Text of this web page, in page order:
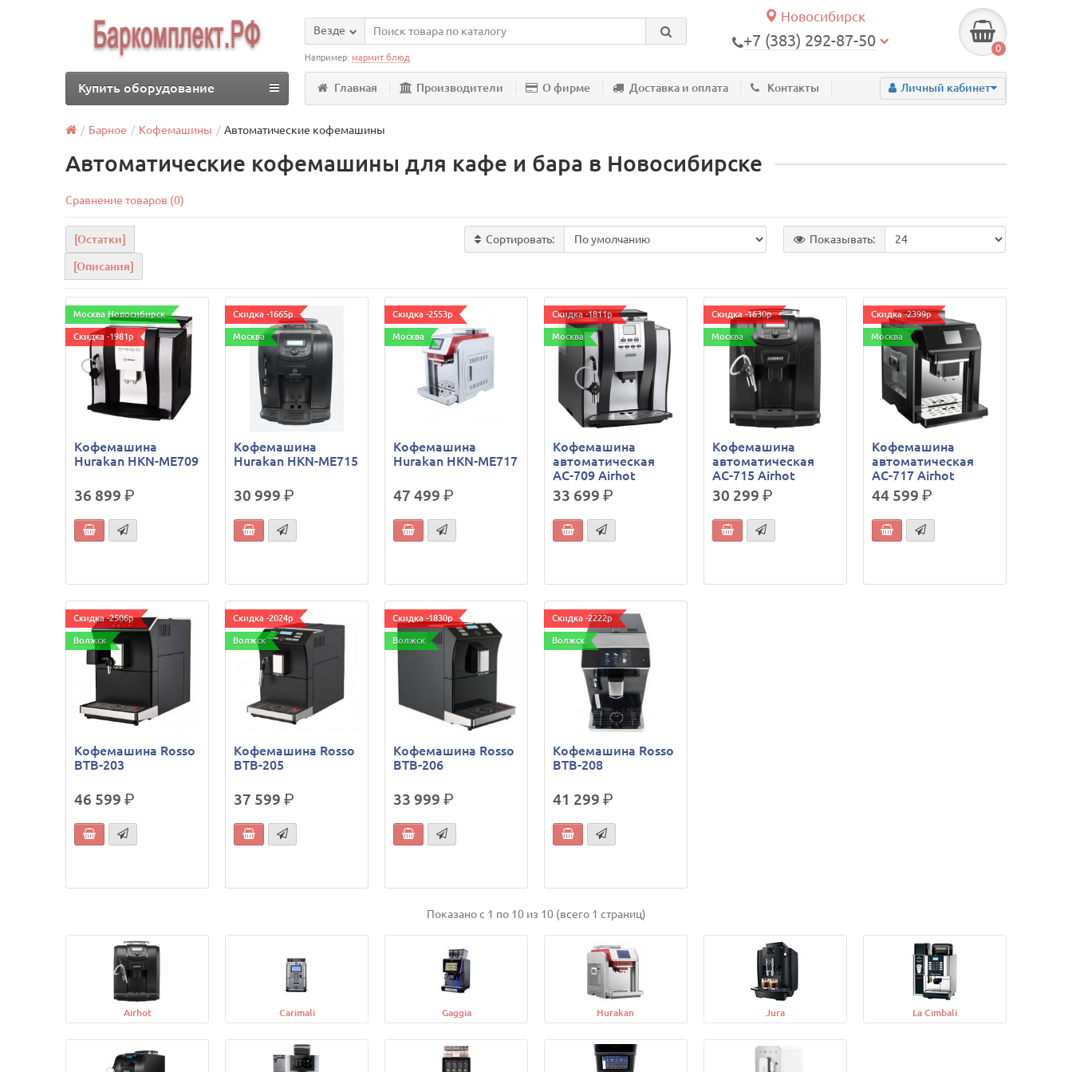
Новосибирск
+7 (383) 292-87-50 0
Везде
Например:мармит блюд
Главная Производители О фирме Доставка и оплата Контакты Личный кабинет
Купить оборудование
Барное Кофемашины Автоматические кофемашины
Автоматические кофемашины для кафе и бара в Новосибирске
Сравнение товаров (0)
[Остатки]
[Описания]
Сортировать: Показывать:
Москва Новосибирск
Скидка -1981р
Кофемашина
Hurakan HKN-ME709
36 899р.
Скидка -1665р
Москва
Кофемашина
Hurakan HKN-ME715
30 999р.
Скидка -2553р
Москва
Кофемашина
Hurakan HKN-ME717
47 499р.
Скидка -1811р
Москва
Кофемашина
автоматическая
AC-709 Airhot
33 699 р.
Скидка -1630р
Москва
Кофемашина
автоматическая
AC-715 Airhot
30 299 р.
Скидка -2399р
Москва
Кофемашина
автоматическая
AC-717 Airhot
44 599 р.
Скидка -2506р
Волжск
Кофемашина Rosso
BTB-203
46 599р.
Скидка -2024р
Волжск
Кофемашина Rosso
BTB-205
37 599р.
Скидка -1830р
Волжск
Кофемашина Rosso
BTB-206
33 999р.
Скидка -2222р
Волжск
Кофемашина Rosso
BTB-208
41 299 р.
Показано с 1 по 10 из 10 (всего 1 страниц)
Airhot Carimali Gaggia Hurakan Jura La Cimbali